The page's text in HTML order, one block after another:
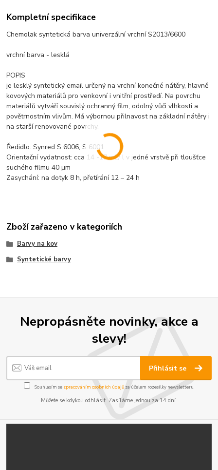
Kompletní specifikace
Chemolak syntetická barva univerzální vrchní S2013/6600
vrchní barva - lesklá
POPIS
je lesklý syntetický email určený na vrchní konečné nátěry, hlavně
kovových materiálů pro venkovní i vnitřní prostředí. Na povrchu
materiálů vytváří souvislý ochranný film, odolný vůči vlhkosti a
povětrnostním vlivům. Má výbornou přilnavost na základní nátěry i
na starší renovované povrchy.
Ředidlo: Synred S 6006, S 6001
Orientační vydatnost: cca 14 -17 m2/ l v jedné vrstvě při tloušťce
suchého filmu 40 µm
Zasychání: na dotyk 8 h, přetírání 12 – 24 h
Zboží zařazeno v kategoriích
Barvy na kov
Syntetické barvy
Nepropásněte novinky, akce a
slevy!
Přihlásit se
Souhlasím se zpracováním osobních údajůza účelem rozesílky newsletteru.
Můžete se kdykoli odhlásit. Zasíláme jednou za 14 dní.